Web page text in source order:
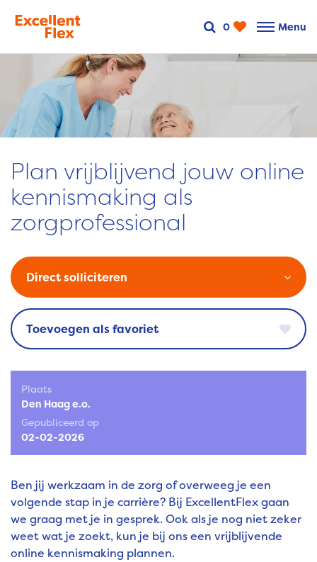
0 Menu
Plan vrijblijvend jouw online
kennismaking als
zorgprofessional
Direct solliciteren
favoriet
Plaats
Den Haag e.o.
Gepubliceerd op
02-02-2026
Ben jij werkzaam in de zorg of overweeg je een
volgende stap in je carrière? Bij ExcellentFlex gaan
we graag met je in gesprek. Ook als je nog niet zeker
weet wat je zoekt, kun je bij ons een vrijblijvende
online kennismaking plannen.